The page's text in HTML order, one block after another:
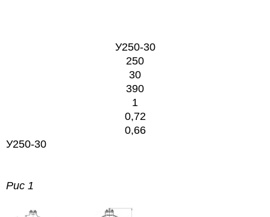
У250-30
250
30
390
1
0,72
0,66
У250-30
Рис 1